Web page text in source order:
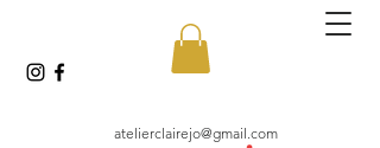
atelierclairejo@gmail.com